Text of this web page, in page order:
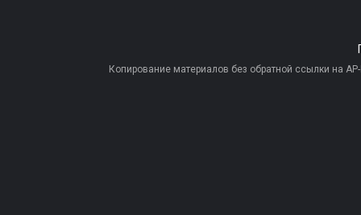
Копирование материалов без обратной ссылки на